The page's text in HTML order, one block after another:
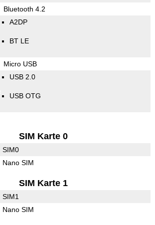
Bluetooth 4.2
A2DP
BT LE
Micro USB
USB 2.0
USB OTG
SIM Karte 0
SIM0
Nano SIM
SIM Karte 1
SIM1
Nano SIM